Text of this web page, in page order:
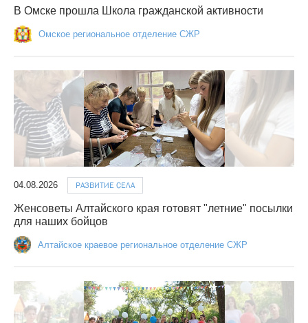
В Омске прошла Школа гражданской активности
Омское региональное отделение СЖР
04.08.2026 РАЗВИТИЕ СЕЛА
Женсоветы Алтайского края готовят "летние" посылки
для наших бойцов
Алтайское краевое региональное отделение СЖР